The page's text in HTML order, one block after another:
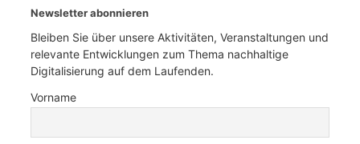
Newsletter abonnieren
Bleiben Sie über unsere Aktivitäten, Veranstaltungen und
relevante Entwicklungen zum Thema nachhaltige
Digitalisierung auf dem Laufenden.
Vorname